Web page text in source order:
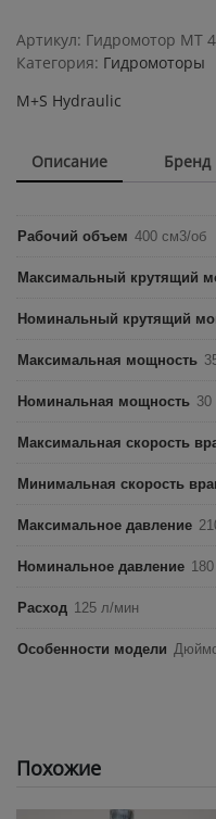
МТ
400SH
quantity
Артикул: Гидромотор МТ
Категория: Гидромоторы
M+S Hydraulic
Описание Бренд
Рабочий объем 400 см3/об
Максимальный крутящий
Номинальный крутящий
Максимальная мощность
Номинальная мощность 30
Максимальная скорость
Минимальная скорость
Максимальное давление
Номинальное давление 180
Расход 125 л/мин
Особенности модели
Похожие